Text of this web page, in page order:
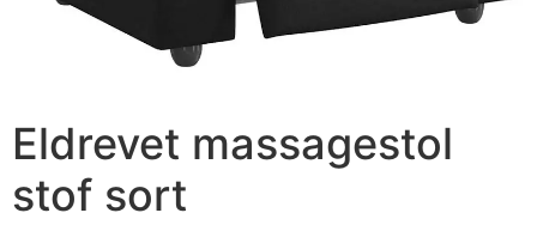
Eldrevet massagestol
stof sort